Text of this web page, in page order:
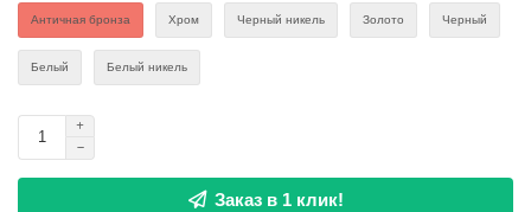
Античная бронза Хром Черный никель Золото Черный
Белый Белый никель
Заказ в 1 клик!